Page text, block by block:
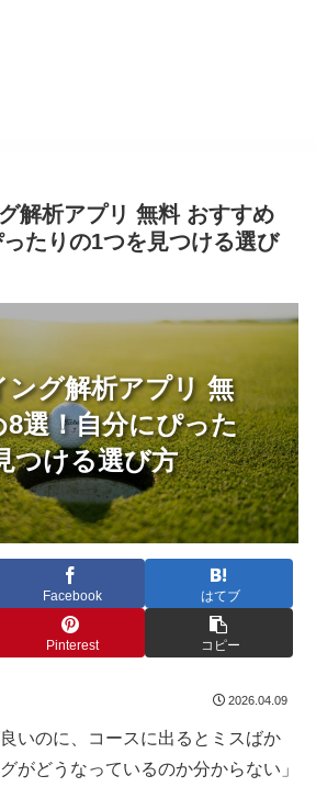
解析アプリ 無料 おすすめ
たりの1つを見つける選び
グ解析アプリ 無
選！自分にぴった
つける選び方
Facebook はてブ
Pinterest コピー
2026.04.09
いのに、コースに出るとミスばか
がどうなっているのか分からない」